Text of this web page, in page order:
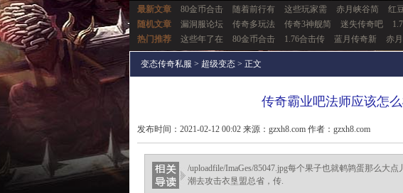
最新文章 80金币合击 随着前行有 这些玩家需 赤月峡谷简 红
随机文章
漏洞服论坛 传奇多玩法 传奇3神舰简 迷失传奇吧
热门推荐
这些年了在 80金币合击 1.76合击传 蓝月传奇新 赤
变态传奇私服 > 超级变态 > 正文
传奇霸业吧法师应该怎
发布时间：2021-02-12 00:02 来源：gzxh8.com 作者：gzxh8.com
/uploadfile/ImaGes/85047.jpg每个果子也就鹌鹑蛋那么大
潮去攻击衣垦盟总省，传.